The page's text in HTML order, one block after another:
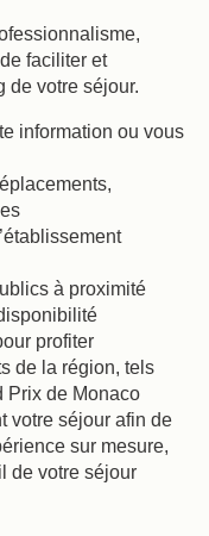
faciliter et
de votre séjour.
information ou vous
à proximité
profiter
de la région, tels
Prix de Monaco
votre séjour afin de
sur mesure,
de votre séjour